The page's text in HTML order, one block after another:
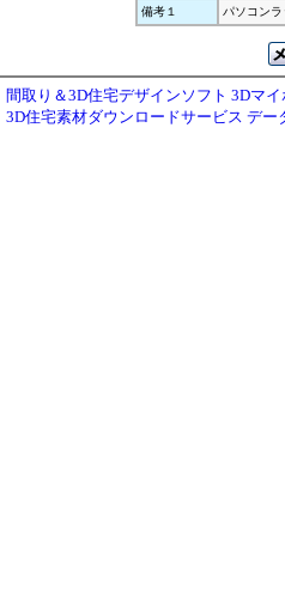
備考１
パソコンラ
間取り＆3D住宅デザインソフト 3Dマ
3D住宅素材ダウンロードサービス デー